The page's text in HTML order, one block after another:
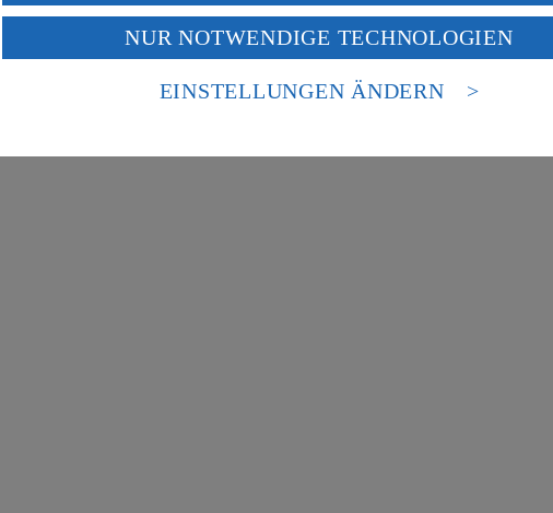
Wenn du auf „Aktivieren“ klickst, willigst du im Sinne des Art. 49 Abs. 1 Satz 1 lit.
ein, dass deine Daten in den USA verarbeitet werden. Der EuGH sieht die USA als
einem nach europäischen Standards nicht angemessenen Datenschutzniveau an. Es
Risiko eines Zugriffs durch US-amerikanische Behörden.
NUR NOTWENDIGE TECHNOLOGIEN
EINSTELLUNGEN ÄNDERN